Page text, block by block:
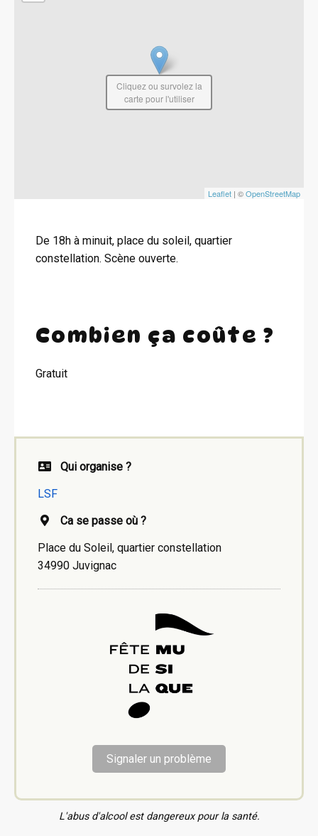
Leaflet | ©OpenStreetMap
Cliquez ou survolez la
carte pour l'utiliser
De 18h à minuit, place du soleil, quartier
constellation. Scène ouverte.
Combien ça coûte ?
Gratuit
Qui organise ?
LSF
Ca se passe où ?
Place du Soleil, quartier constellation
34990 Juvignac
Signaler un problème
L'abus d'alcool est dangereux pour la santé.